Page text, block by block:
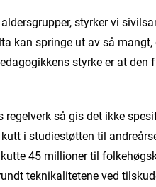
styrker vi
kan springe ut av så
styrke er at
regelverk så gis det ikke
i studiestøtten til
45 millioner til
teknikalitetene ved